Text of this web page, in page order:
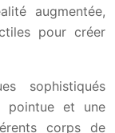
augmentée,
pour créer
sophistiqués
pointue et une
corps de